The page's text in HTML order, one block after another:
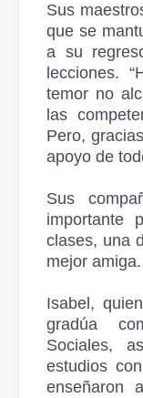
Sus
que se
a su
lecciones.
temor no
las
Pero,
apoyo de
Sus
importante
clases, una
mejor amiga.
Isabel,
gradúa
Sociales,
estudios
enseñaron